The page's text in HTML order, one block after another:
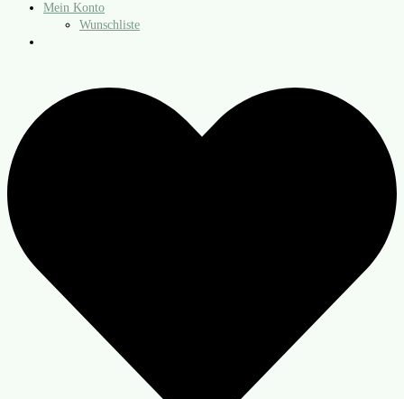
Mein Konto
Wunschliste